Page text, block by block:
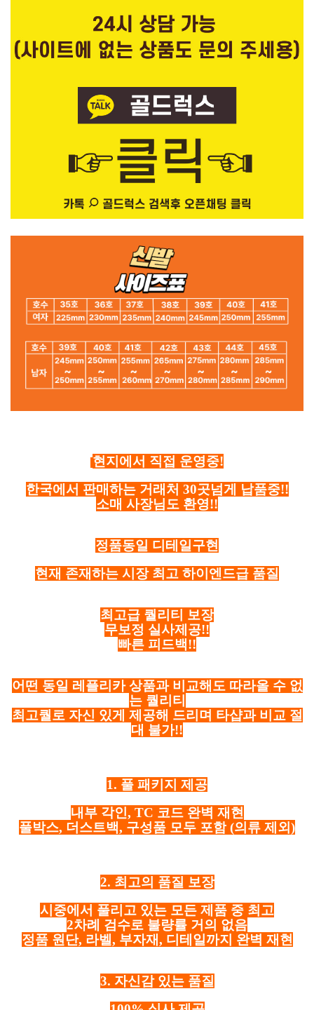
현지에서 직접 운영중!
한국에서 판매하는 거래처 30곳넘게 납품중!!
소매 사장님도 환영!!
정품동일 디테일구현
현재 존재하는 시장 최고 하이엔드급 품질
최고급 퀄리티 보장
무보정 실사제공!!
빠른 피드백!!
어떤 동일 레플리카 상품과 비교해도 따라올 수 없
는 퀄리티
최고퀄로 자신 있게 제공해 드리며 타샵과 비교 절
대 불가!!
1. 풀 패키지 제공
내부 각인, TC 코드 완벽 재현
풀박스, 더스트백, 구성품 모두 포함 (의류 제외)
2. 최고의 품질 보장
시중에서 풀리고 있는 모든 제품 중 최고
2차례 검수로 불량률 거의 없음
정품 원단, 라벨, 부자재, 디테일까지 완벽 재현
3. 자신감 있는 품질